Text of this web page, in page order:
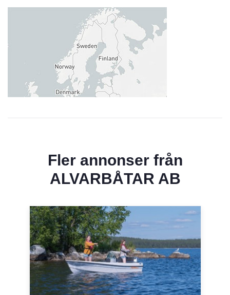
Fler annonser från
ALVARBÅTAR AB